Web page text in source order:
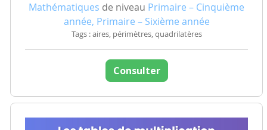
Mathématiques de niveau Primaire – Cinquième
année, Primaire – Sixième année
Tags : aires, périmètres, quadrilatères
Consulter